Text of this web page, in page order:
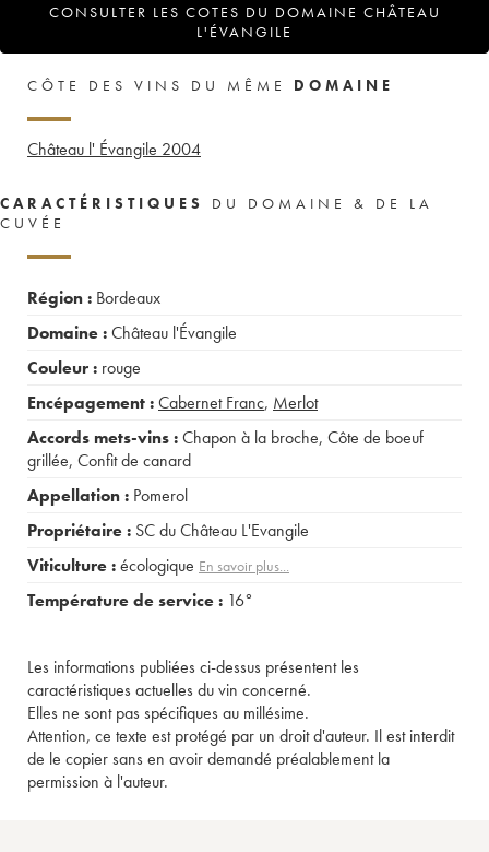
CONSULTER LES COTES DU DOMAINE CHÂTEAU
L'ÉVANGILE
CÔTE DES VINS DU MÊME DOMAINE
Château l' Évangile 2004
CARACTÉRISTIQUES
DU DOMAINE & DE LA
CUVÉE
Région : Bordeaux
Domaine :Château l'Évangile
Couleur : rouge
Encépagement :Cabernet Franc, Merlot
Accords mets-vins :Chapon à la broche, Côte de boeuf
grillée, Confit de canard
Appellation : Pomerol
Propriétaire : SC du Château L'Evangile
Viticulture :écologique En savoir plus...
Température de service : 16°
Les informations publiées ci-dessus présentent les
caractéristiques actuelles du vin concerné.
Elles ne sont pas spécifiques au millésime.
Attention, ce texte est protégé par un droit d'auteur. Il est interdit
de le copier sans en avoir demandé préalablement la
permission à l'auteur.